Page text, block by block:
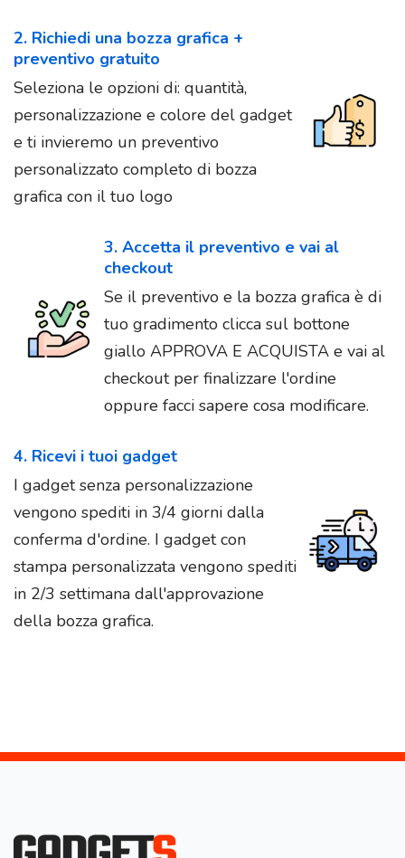
2. Richiedi una bozza grafica +
preventivo gratuito
Seleziona le opzioni di: quantità,
personalizzazione e colore del gadget
e ti invieremo un preventivo
personalizzato completo di bozza
grafica con il tuo logo
3. Accetta il preventivo e vai al
checkout
Se il preventivo e la bozza grafica è di
tuo gradimento clicca sul bottone
giallo APPROVA E ACQUISTA e vai al
checkout per finalizzare l'ordine
oppure facci sapere cosa modificare.
4. Ricevi i tuoi gadget
I gadget senza personalizzazione
vengono spediti in 3/4 giorni dalla
conferma d'ordine. I gadget con
stampa personalizzata vengono spediti
in 2/3 settimana dall'approvazione
della bozza grafica.